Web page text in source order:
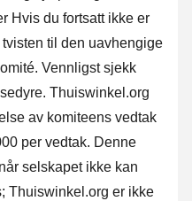
Hvis du fortsatt ikke er
til den uavhengige
Vennligst sjekk
Thuiswinkel.org
av komiteens vedtak
per vedtak. Denne
selskapet ikke kan
Thuiswinkel.org er ikke